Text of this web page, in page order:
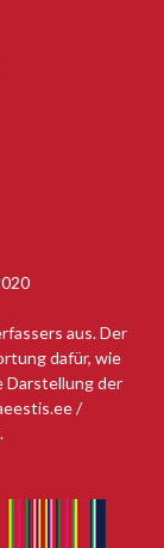
aus. Der
dafür, wie
Darstellung der
/